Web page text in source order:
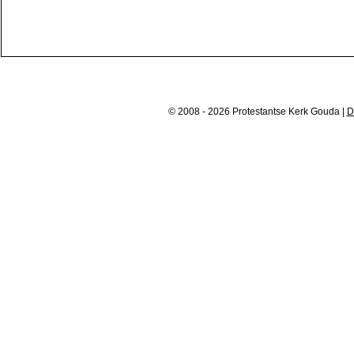
© 2008 - 2026 Protestantse Kerk Gouda |